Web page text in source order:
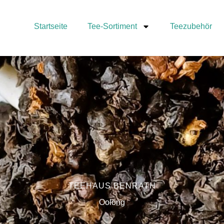
Startseite Tee-Sortiment Teezubehör
TEEHAUS BENRATH
Oolong​​